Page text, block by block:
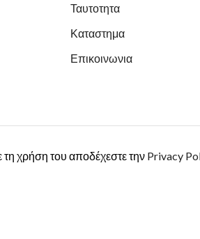
Ταυτοτητα
Καταστημα
Επικοινωνια
τη χρήση του αποδέχεστε την Privacy